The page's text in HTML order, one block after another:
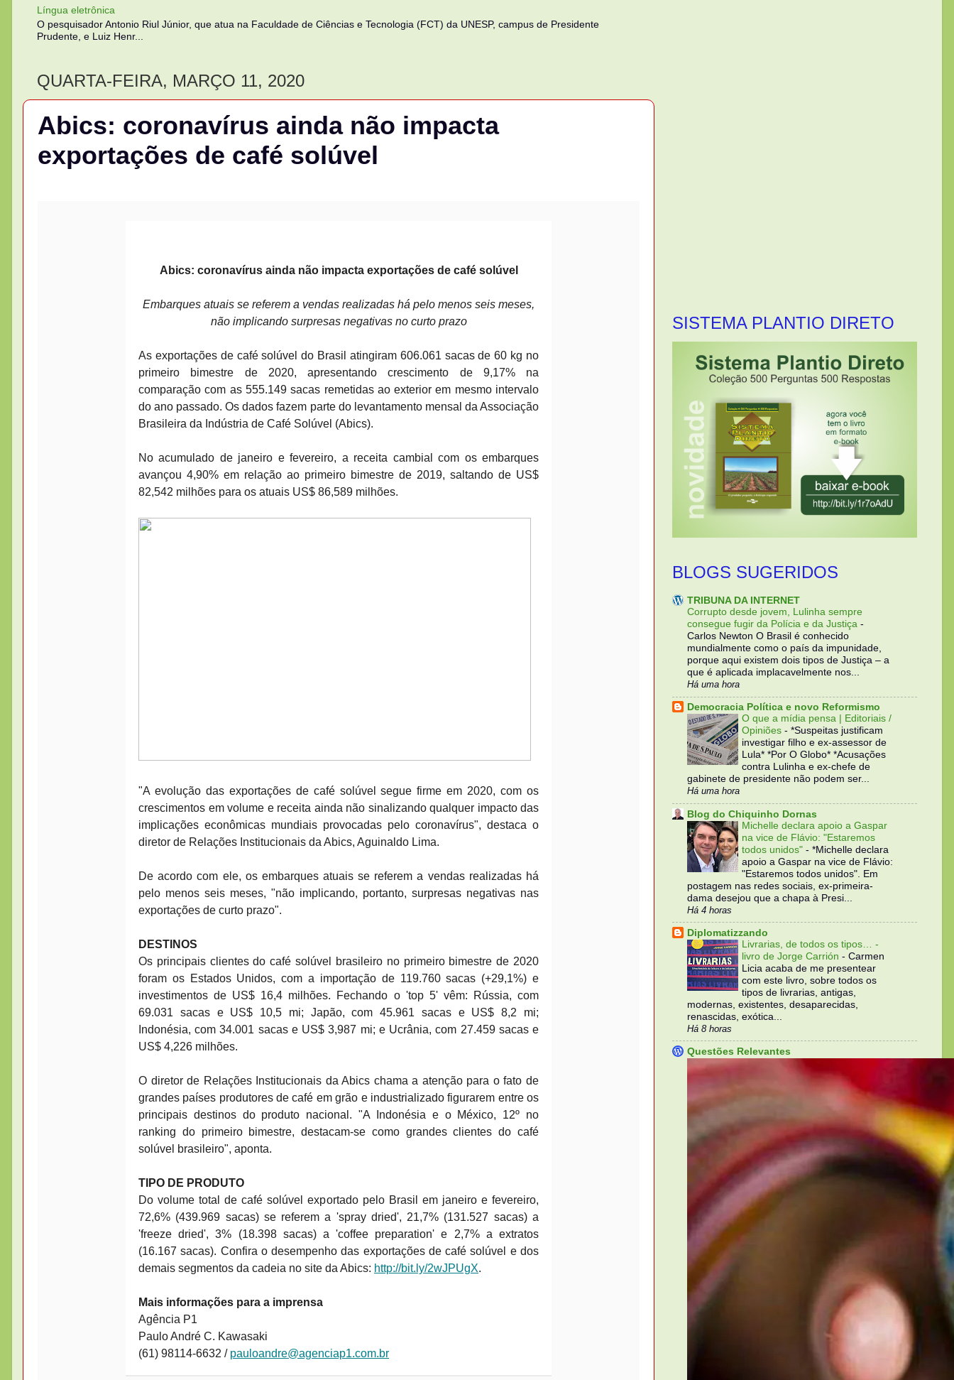
Língua eletrônica
O pesquisador Antonio Riul Júnior, que atua na Faculdade de Ciências e Tecnologia (FCT) da UNESP, campus de Presidente
Prudente, e Luiz Henr...
QUARTA-FEIRA, MARÇO 11, 2020
Abics: coronavírus ainda não impacta
exportações de café solúvel
Abics: coronavírus ainda não impacta exportações de café solúvel
Embarques atuais se referem a vendas realizadas há pelo menos seis meses,
não implicando surpresas negativas no curto prazo
As exportações de café solúvel do Brasil atingiram 606.061 sacas de 60 kg no
primeiro bimestre de 2020, apresentando crescimento de 9,17% na
comparação com as 555.149 sacas remetidas ao exterior em mesmo intervalo
do ano passado. Os dados fazem parte do levantamento mensal da Associação
Brasileira da Indústria de Café Solúvel (Abics).
No acumulado de janeiro e fevereiro, a receita cambial com os embarques
avançou 4,90% em relação ao primeiro bimestre de 2019, saltando de US$
82,542 milhões para os atuais US$ 86,589 milhões.
"A evolução das exportações de café solúvel segue firme em 2020, com os
crescimentos em volume e receita ainda não sinalizando qualquer impacto das
implicações econômicas mundiais provocadas pelo coronavírus", destaca o
diretor de Relações Institucionais da Abics, Aguinaldo Lima.
De acordo com ele, os embarques atuais se referem a vendas realizadas há
pelo menos seis meses, "não implicando, portanto, surpresas negativas nas
exportações de curto prazo".
DESTINOS
Os principais clientes do café solúvel brasileiro no primeiro bimestre de 2020
foram os Estados Unidos, com a importação de 119.760 sacas (+29,1%) e
investimentos de US$ 16,4 milhões. Fechando o 'top 5' vêm: Rússia, com
69.031 sacas e US$ 10,5 mi; Japão, com 45.961 sacas e US$ 8,2 mi;
Indonésia, com 34.001 sacas e US$ 3,987 mi; e Ucrânia, com 27.459 sacas e
US$ 4,226 milhões.
O diretor de Relações Institucionais da Abics chama a atenção para o fato de
grandes países produtores de café em grão e industrializado figurarem entre os
principais destinos do produto nacional. "A Indonésia e o México, 12º no
ranking do primeiro bimestre, destacam-se como grandes clientes do café
solúvel brasileiro", aponta.
TIPO DE PRODUTO
Do volume total de café solúvel exportado pelo Brasil em janeiro e fevereiro,
72,6% (439.969 sacas) se referem a 'spray dried', 21,7% (131.527 sacas) a
'freeze dried', 3% (18.398 sacas) a 'coffee preparation' e 2,7% a extratos
(16.167 sacas). Confira o desempenho das exportações de café solúvel e dos
demais segmentos da cadeia no site da Abics: http://bit.ly/2wJPUgX.
Mais informações para a imprensa
Agência P1
Paulo André C. Kawasaki
(61) 98114-6632 / pauloandre@agenciap1.com.br
SISTEMA PLANTIO DIRETO
BLOGS SUGERIDOS
TRIBUNA DA INTERNET
Corrupto desde jovem, Lulinha sempre
consegue fugir da Polícia e da Justiça -
Carlos Newton O Brasil é conhecido
mundialmente como o país da impunidade,
porque aqui existem dois tipos de Justiça – a
que é aplicada implacavelmente nos...
Há uma hora
Democracia Política e novo Reformismo
O que a mídia pensa | Editoriais /
Opiniões - *Suspeitas justificam
investigar filho e ex-assessor de
Lula* *Por O Globo* *Acusações
contra Lulinha e ex-chefe de
gabinete de presidente não podem ser...
Há uma hora
Blog do Chiquinho Dornas
Michelle declara apoio a Gaspar
na vice de Flávio: "Estaremos
todos unidos" - *Michelle declara
apoio a Gaspar na vice de Flávio:
"Estaremos todos unidos". Em
postagem nas redes sociais, ex-primeira-
dama desejou que a chapa à Presi...
Há 4 horas
Diplomatizzando
Livrarias, de todos os tipos… -
livro de Jorge Carrión - Carmen
Licia acaba de me presentear
com este livro, sobre todos os
tipos de livrarias, antigas,
modernas, existentes, desaparecidas,
renascidas, exótica...
Há 8 horas
Questões Relevantes